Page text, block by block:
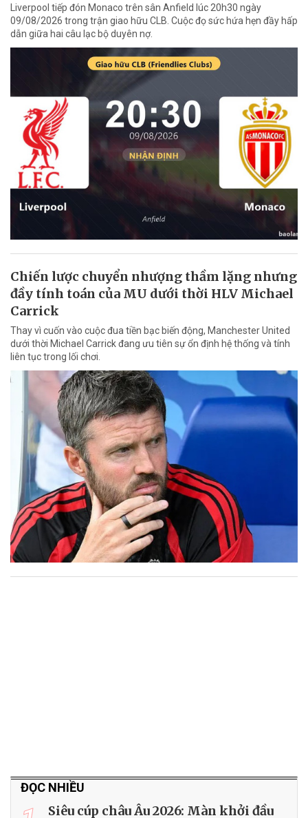
Liverpool tiếp đón Monaco trên sân Anfield lúc 20h30 ngày
09/08/2026 trong trận giao hữu CLB. Cuộc đọ sức hứa hẹn đầy hấp
dẫn giữa hai câu lạc bộ duyên nợ.
Chiến lược chuyển nhượng thầm lặng nhưng
đầy tính toán của MU dưới thời HLV Michael
Carrick
Thay vì cuốn vào cuộc đua tiền bạc biến động, Manchester United
dưới thời Michael Carrick đang ưu tiên sự ổn định hệ thống và tính
liên tục trong lối chơi.
ĐỌC NHIỀU
Siêu cúp châu Âu 2026: Màn khởi đầu